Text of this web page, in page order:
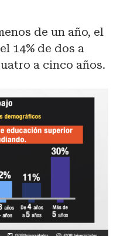
de un año, el
14% de dos a
a cinco años.